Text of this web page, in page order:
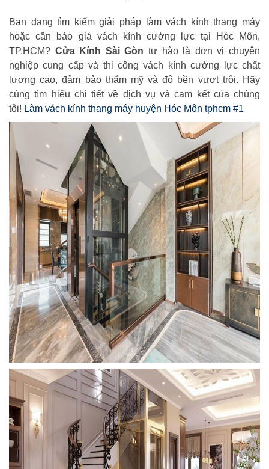
Bạn đang tìm kiếm giải pháp làm vách kính thang máy
hoặc cần báo giá vách kính cường lực tại Hóc Môn,
TP.HCM? Cửa Kính Sài Gòn tự hào là đơn vị chuyên
nghiệp cung cấp và thi công vách kính cường lực chất
lượng cao, đảm bảo thẩm mỹ và độ bền vượt trội. Hãy
cùng tìm hiểu chi tiết về dịch vụ và cam kết của chúng
tôi! Làm vách kính thang máy huyện Hóc Môn tphcm #1